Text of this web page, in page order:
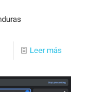
Leer más